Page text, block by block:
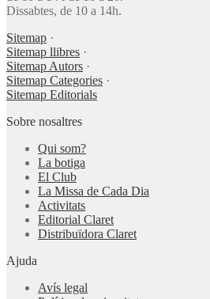
Dissabtes, de 10 a 14h.
Sitemap ·
Sitemap llibres ·
Sitemap Autors ·
Sitemap Categories ·
Sitemap Editorials
Sobre nosaltres
Qui som?
La botiga
El Club
La Missa de Cada Dia
Activitats
Editorial Claret
Distribuïdora Claret
Ajuda
Avís legal